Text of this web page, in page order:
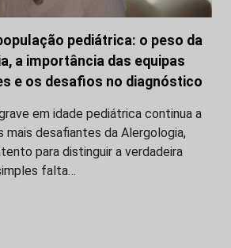
pediátrica: o peso da
a importância das equipas
e os desafios no diagnóstico
em idade pediátrica continua a
mais desafiantes da Alergologia,
para distinguir a verdadeira
falta…